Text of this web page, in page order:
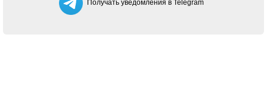
Получать уведомления в Telegram